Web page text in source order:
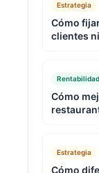
Estrategia
Cómo
clientes
Rentabilidad
Cómo
Estrategia
Cómo